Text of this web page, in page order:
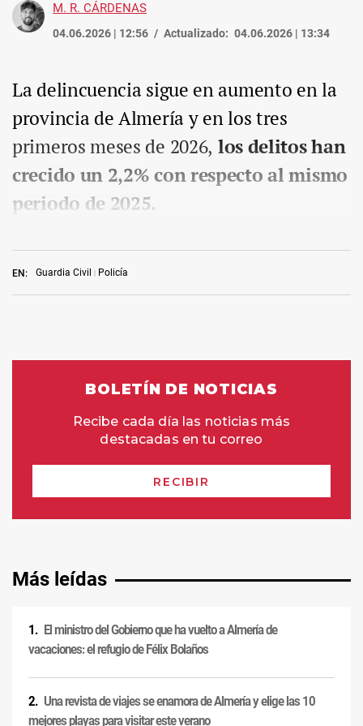
M. R. CÁRDENAS
04.06.2026 | 12:56 Actualizado: 04.06.2026 | 13:34
EN: Guardia Civil Policía
La delincuencia sigue en aumento en la
provincia de Almería y en los tres
primeros meses de 2026, los delitos han
crecido un 2,2% con respecto al mismo
periodo de 2025.
Más leídas
El ministro del Gobierno que ha vuelto a Almería de
vacaciones: el refugio de Félix Bolaños
Una revista de viajes se enamora de Almería y elige las 10
mejores playas para visitar este verano